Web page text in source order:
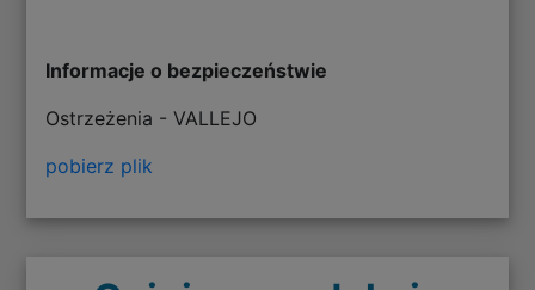
Informacje o bezpieczeństwie
Ostrzeżenia - VALLEJO
pobierz plik